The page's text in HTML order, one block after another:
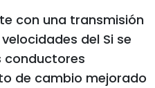
con una transmisión
del Si se
conductores
de cambio mejorado